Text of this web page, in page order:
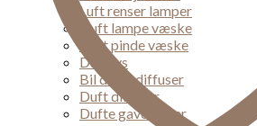
Luft renser lamper
Duft lampe væske
Duft pinde væske
Duft lys
Bil dufte diffuser
Duft diffuser
Dufte gaveæsker